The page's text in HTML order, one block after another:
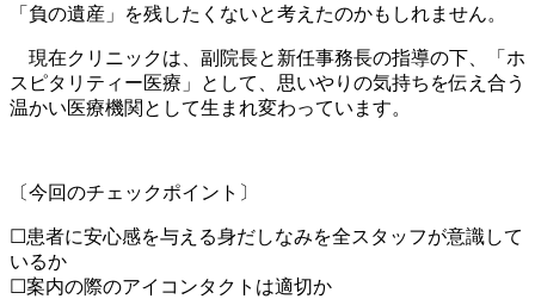
「負の遺産」を残したくないと考えたのかもしれません。
現在クリニックは、副院長と新任事務長の指導の下、「ホ
スピタリティー医療」として、思いやりの気持ちを伝え合う
温かい医療機関として生まれ変わっています。
〔今回のチェックポイント〕
☐患者に安心感を与える身だしなみを全スタッフが意識して
いるか
☐案内の際のアイコンタクトは適切か